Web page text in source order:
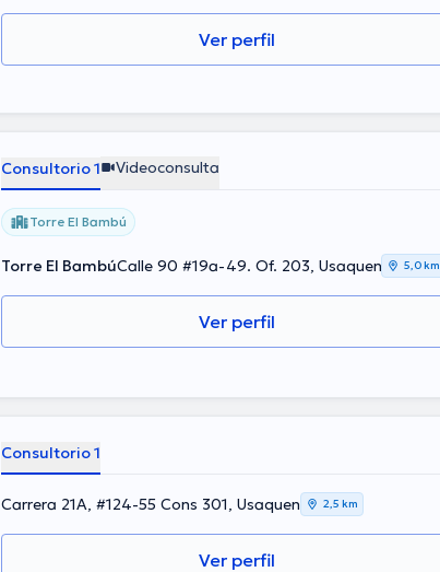
Ver perfil
Consultorio 1 Videoconsulta
Torre El Bambú
Torre El BambúCalle 90 #19a-49. Of. 203, Usaquen 5,0 km
Ver perfil
Consultorio 1
Carrera 21A, #124-55 Cons 301, Usaquen 2,5 km
Ver perfil